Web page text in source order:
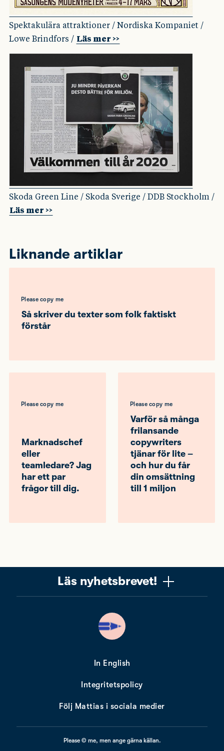
Spektakulära attraktioner / Nordiska Kompaniet /
Lowe Brindfors / Läs mer >>
Skoda Green Line / Skoda Sverige / DDB Stockholm /
Läs mer >>
Liknande artiklar
Please copy me
Så skriver du texter som folk faktiskt
förstår
Please copy me
Marknadschef
eller
teamledare? Jag
har ett par
frågor till dig.
Please copy me
Varför så många
frilansande
copywriters
tjänar för lite –
och hur du får
din omsättning
till 1 miljon
Läs nyhetsbrevet!
Ta chansen! Det är jag (Mattias) som skriver det, och
när du läser får du knep, verktyg och tankar som gör
copy me är alldeles gratis. Nära 10 000 får det redan.
In English
Integritetspolicy
Följ Mattias i sociala medier
Please © me, men ange gärna källan.